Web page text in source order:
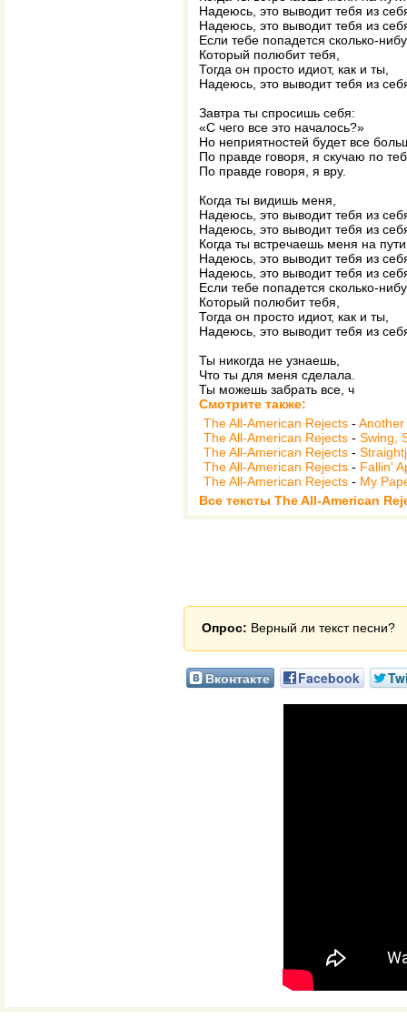
Надеюсь, это выводит тебя из
Надеюсь, это выводит тебя из
Если тебе попадется сколько-
Который полюбит тебя,
Тогда он просто идиот, как и ты,
Надеюсь, это выводит тебя из
Завтра ты спросишь себя:
«С чего все это началось?»
Но неприятностей будет все
По правде говоря, я скучаю по
По правде говоря, я вру.
Когда ты видишь меня,
Надеюсь, это выводит тебя из
Надеюсь, это выводит тебя из
Когда ты встречаешь меня на пути
Надеюсь, это выводит тебя из
Надеюсь, это выводит тебя из
Если тебе попадется сколько-
Который полюбит тебя,
Тогда он просто идиот, как и ты,
Надеюсь, это выводит тебя из
Ты никогда не узнаешь,
Что ты для меня сделала.
Ты можешь забрать все, ч
Смотрите также:
The All-American Rejects -
The All-American Rejects - Swing,
The All-American Rejects -
The All-American Rejects - Fallin'
The All-American Rejects - My
Все тексты The All-American
Опрос: Верный ли текст песни?
Вконтакте Facebook